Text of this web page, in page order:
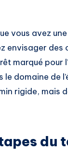
vous avez
envisager des
marqué pour
domaine de
rigide, mais
du